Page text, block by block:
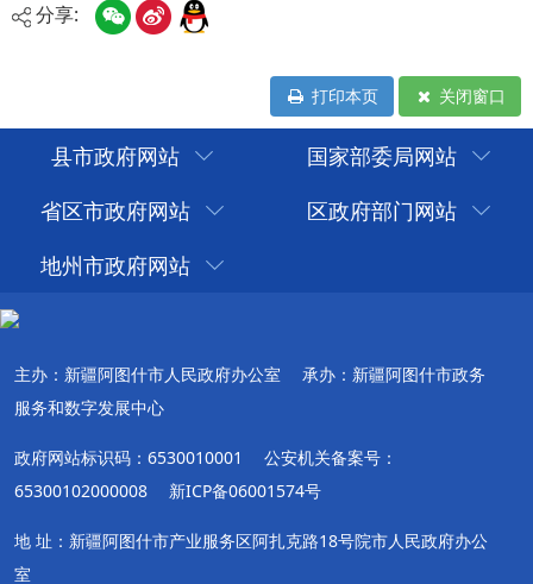
分享:
打印本页 关闭窗口
县市政府网站
国家部委局网站
省区市政府网站
区政府部门网站
地州市政府网站
主办：新疆阿图什市人民政府办公室
承办：新疆阿图什市政务
服务和数字发展中心
政府网站标识码：6530010001
公安机关备案号：
65300102000008
新ICP备06001574号
地 址：新疆阿图什市产业服务区阿扎克路18号院市人民政府办公
室